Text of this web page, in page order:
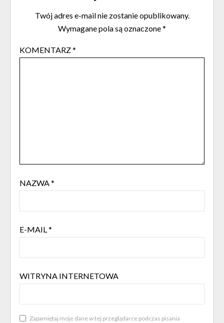
Twój adres e-mail nie zostanie opublikowany.
Wymagane pola są oznaczone*
KOMENTARZ*
NAZWA*
E-MAIL*
WITRYNA INTERNETOWA
Zapamiętaj moje dane w tej przeglądarce podczas pisania